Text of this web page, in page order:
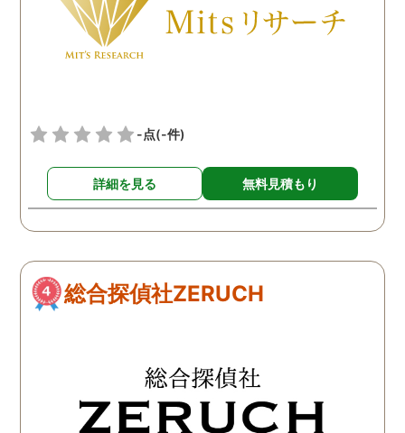
らの言葉には本当に励まさ
れました。これからも弁護
士同様にサポートをお願い
-点(-件)
詳細を見る 無料見積もり
総合探偵社ZERUCH